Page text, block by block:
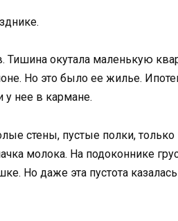
Тишина окутала маленькую
Но это было ее жилье.
у нее в кармане.
стены, пустые полки, только
молока. На подоконнике
Но даже эта пустота